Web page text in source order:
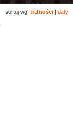
sortuj wg: trafności daty